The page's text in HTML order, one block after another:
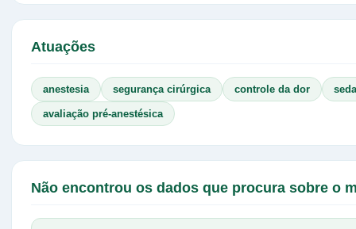
Atuações
anestesia segurança cirúrgica controle da dor
avaliação pré-anestésica
Não encontrou os dados que procura sobre o